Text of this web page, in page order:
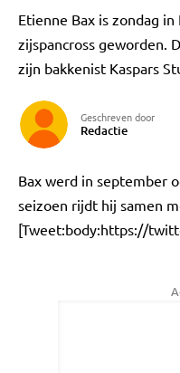
Etienne Bax is zondag
zijspancross geworden.
zijn bakkenist Kaspars
Geschreven door
Redactie
Bax werd in september
seizoen rijdt hij samen
[Tweet:body:https://